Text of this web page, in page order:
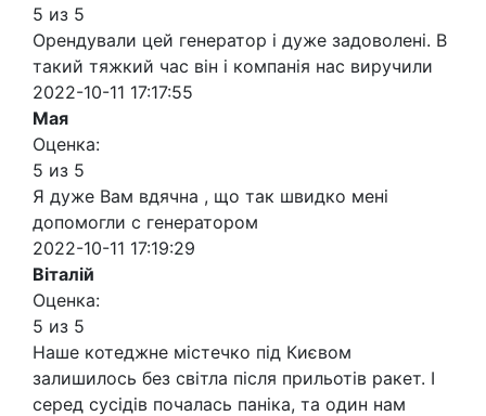
5 из 5
Орендували цей генератор і дуже задоволені. В
такий тяжкий час він і компанія нас виручили
2022-10-11 17:17:55
Мая
Оценка:
5 из 5
Я дуже Вам вдячна , що так швидко мені
допомогли с генератором
2022-10-11 17:19:29
Віталій
Оценка:
5 из 5
Наше котеджне містечко під Києвом
залишилось без світла після прильотів ракет. І
серед сусідів почалась паніка, та один нам